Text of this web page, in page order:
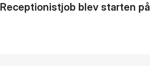
Receptionistjob blev starten